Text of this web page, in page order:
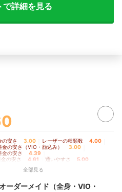
で詳細を見る
の安さ 3.00 レーザーの種類数 4.00
の安さ（VIO・顔込み） 3.00
金の安さ 4.39
の安さ 4.61 通いやすさ
5.00
全部見る
ーダーメイド（全身・VIO・